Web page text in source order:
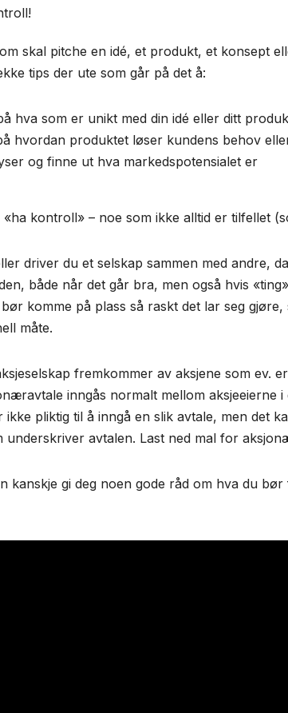
skal pitche en idé, et produkt, et konsept
tips der ute som går på det å:
hva som er unikt med din idé eller ditt
hvordan produktet løser kundens behov
og finne ut hva markedspotensialet er
«ha kontroll» – noe som ikke alltid er tilfellet
driver du et selskap sammen med andre,
både når det går bra, men også hvis
komme på plass så raskt det lar seg
måte.
fremkommer av aksjene som ev.
inngås normalt mellom aksjeeierne
pliktig til å inngå en slik avtale, men det
underskriver avtalen. Last ned mal for
kanskje gi deg noen gode råd om hva du